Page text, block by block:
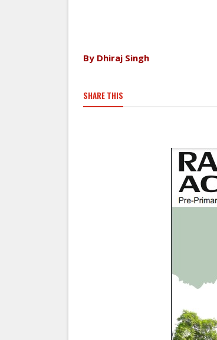
By Dhiraj Singh
SHARE THIS